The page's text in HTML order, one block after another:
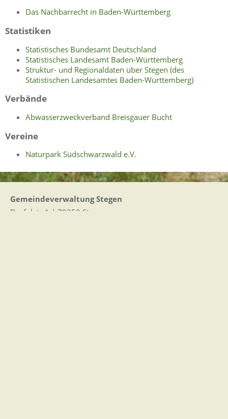
Das Nachbarrecht in Baden-Württemberg
Statistiken
Statistisches Bundesamt Deutschland
Statistisches Landesamt Baden-Württemberg
Struktur- und Regionaldaten über Stegen (des
Statistischen Landesamtes Baden-Württemberg)
Verbände
Abwasserzweckverband Breisgauer Bucht
Vereine
Naturpark Südschwarzwald e.V.
Gemeindeverwaltung Stegen
Dorfplatz 1 | 79252 Stegen